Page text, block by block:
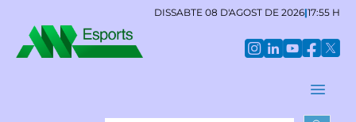
DISSABTE 08 D'AGOST DE 2026|17:55 H